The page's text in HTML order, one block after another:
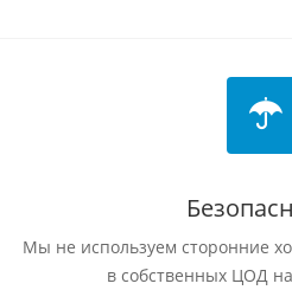
Мы не используем сторонние
в собственных ЦОД